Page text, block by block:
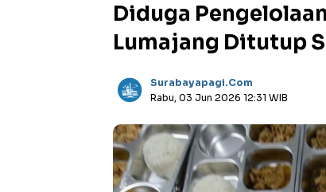
Diduga
Lumajang Ditutup
Surabayapagi.com
Rabu, 03 Jun 2026 12:31 WIB